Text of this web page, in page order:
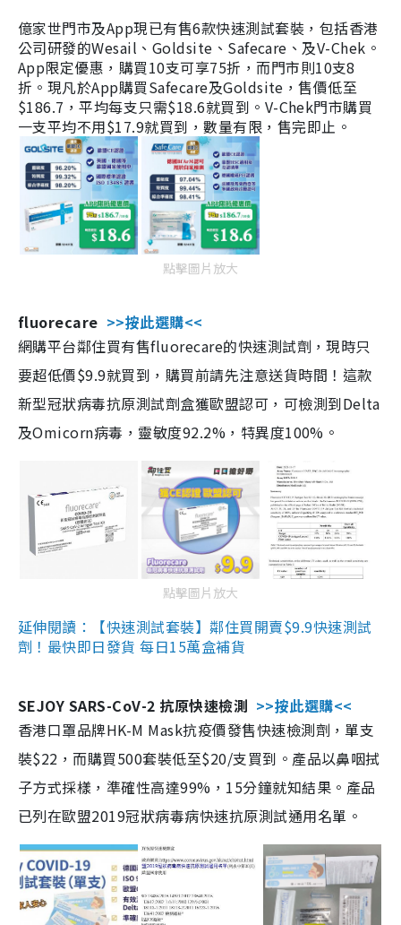
億家世門市及App現已有售6款快速測試套裝，包括香港
公司研發的Wesail、Goldsite、Safecare、及V-Chek。
App限定優惠，購買10支可享75折，而門市則10支8
折。現凡於App購買Safecare及Goldsite，售價低至
$186.7，平均每支只需$18.6就買到。V-Chek門市購買
一支平均不用$17.9就買到，數量有限，售完即止。
點擊圖片放大
fluorecare >>按此選購<<
網購平台鄰住買有售fluorecare的快速測試劑，現時只
要超低價$9.9就買到，購買前請先注意送貨時間！這款
新型冠狀病毒抗原測試劑盒獲歐盟認可，可檢測到Delta
及Omicorn病毒，靈敏度92.2%，特異度100%。
點擊圖片放大
延伸閱讀：【快速測試套裝】鄰住買開賣$9.9快速測試
劑！最快即日發貨 每日15萬盒補貨
SEJOY SARS-CoV-2 抗原快速檢測 >>按此選購<<
香港口罩品牌HK-M Mask抗疫價發售快速檢測劑，單支
裝$22，而購買500套裝低至$20/支買到。產品以鼻咽拭
子方式採樣，準確性高達99%，15分鐘就知結果。產品
已列在歐盟2019冠狀病毒病快速抗原測試通用名單。